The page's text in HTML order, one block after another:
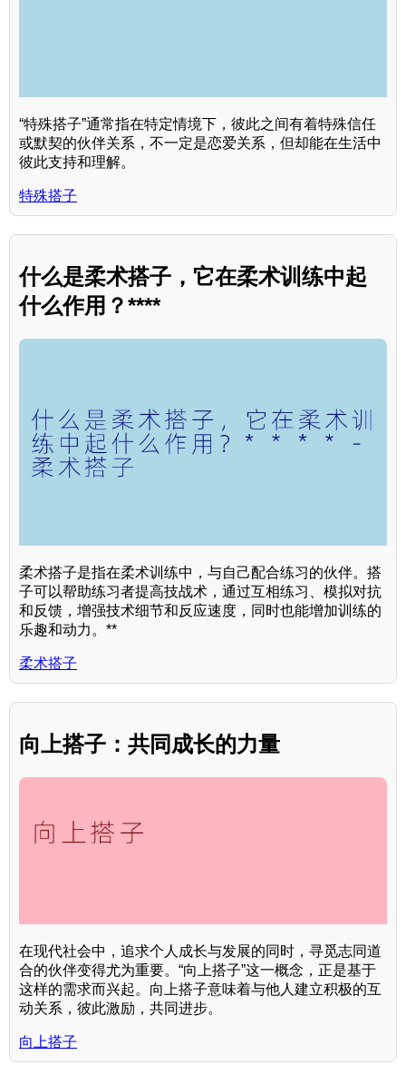
“特殊搭子”通常指在特定情境下，彼此之间有着特殊信任
或默契的伙伴关系，不一定是恋爱关系，但却能在生活中
彼此支持和理解。
特殊搭子
什么是柔术搭子，它在柔术训练中起
什么作用？****
柔术搭子是指在柔术训练中，与自己配合练习的伙伴。搭
子可以帮助练习者提高技战术，通过互相练习、模拟对抗
和反馈，增强技术细节和反应速度，同时也能增加训练的
乐趣和动力。**
柔术搭子
向上搭子：共同成长的力量
在现代社会中，追求个人成长与发展的同时，寻觅志同道
合的伙伴变得尤为重要。“向上搭子”这一概念，正是基于
这样的需求而兴起。向上搭子意味着与他人建立积极的互
动关系，彼此激励，共同进步。
向上搭子